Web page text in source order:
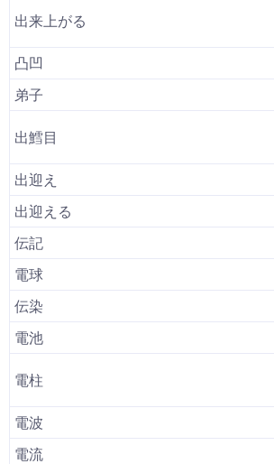
出来上がる
凸凹
弟子
出鱈目
出迎え
出迎える
伝記
電球
伝染
電池
電柱
電波
電流